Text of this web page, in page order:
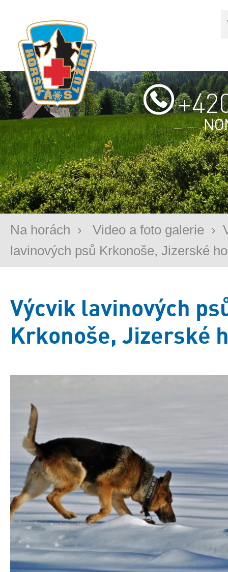
Na horách › Video a foto galerie ›
lavinových psů Krkonoše, Jizerské
Výcvik lavinových
Krkonoše, Jizerské